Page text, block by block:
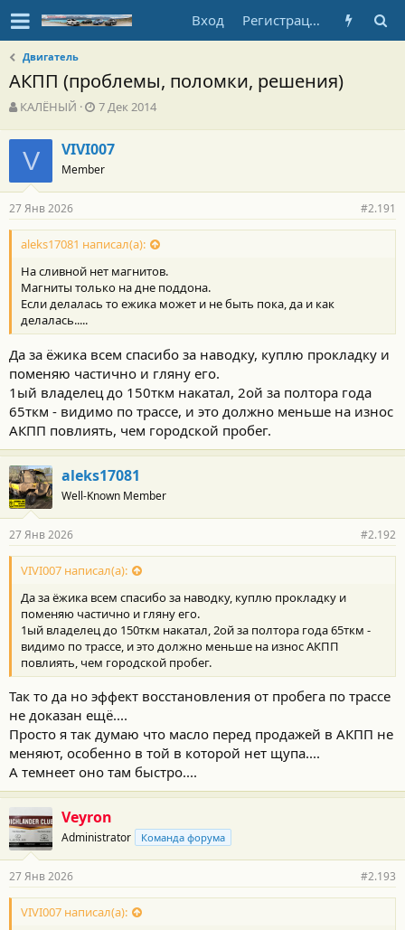
Вход Регистрация
Двигатель
АКПП (проблемы, поломки, решения)
А
т
о
т
е
м
ы
КАЛЁНЫЙ
Д
а
н
а
л
а
7 Дек 2014
V VIVI007
Member
27 Янв 2026 #2.191
aleks17081 написал(а):
На сливной нет магнитов.
Магниты только на дне поддона.
Если делалась то ежика может и не быть пока, да и как
делалась.....
Да за ёжика всем спасибо за наводку, куплю прокладку и
поменяю частично и гляну его.
1ый владелец до 150ткм накатал, 2ой за полтора года
65ткм - видимо по трассе, и это должно меньше на износ
АКПП повлиять, чем городской пробег.
aleks17081
Well-Known Member
27 Янв 2026 #2.192
VIVI007 написал(а):
Да за ёжика всем спасибо за наводку, куплю прокладку и
поменяю частично и гляну его.
1ый владелец до 150ткм накатал, 2ой за полтора года 65ткм -
видимо по трассе, и это должно меньше на износ АКПП
повлиять, чем городской пробег.
Так то да но эффект восстановления от пробега по трассе
не доказан ещё....
Просто я так думаю что масло перед продажей в АКПП не
меняют, особенно в той в которой нет щупа....
А темнеет оно там быстро....
Veyron
Administrator Команда форума
27 Янв 2026 #2.193
VIVI007 написал(а):